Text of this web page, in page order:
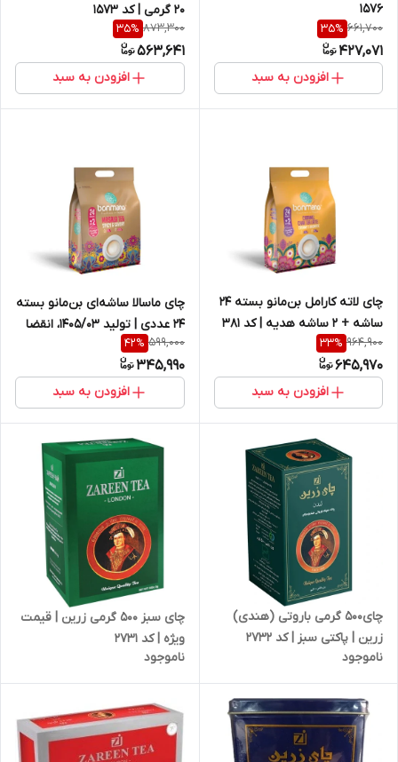
1576
661,700
35%
427,071
افزودن به سبد
20 گرمی | کد 1573
873,300
35%
563,641
افزودن به سبد
چای لاته کارامل بن‌مانو بسته 24
ساشه + 2 ساشه هدیه | کد 381
964,900
33%
645,970
افزودن به سبد
چای ماسالا ساشه‌ای بن‌مانو بسته
24 عددی | تولید 1405/03، انقضا
1407/03 | کد 348
599,000
42%
345,990
افزودن به سبد
چای500 گرمی باروتی (هندی)
زرین | پاکتی سبز | کد 2732
ناموجود
چای سبز 500 گرمی زرین | قیمت
ویژه | کد 2731
ناموجود